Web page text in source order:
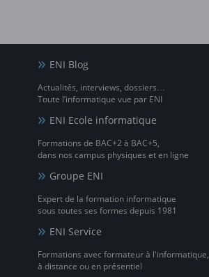
ENI Blog
Actualités, interviews, dossiers…
Toute l’informatique vue par ENI
ENI Ecole informatique
Formations de BAC+2 à BAC+5,
dans nos campus physiques et en ligne
Groupe ENI
Expert de la formation informatique
sous toutes ses formes depuis 1981
ENI Service
Formations avec formateur à l'informatique,
à distance ou en présentiel